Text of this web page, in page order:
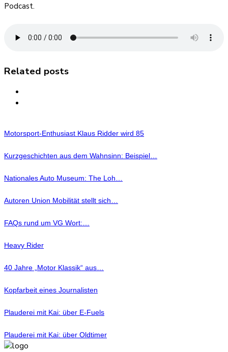
Podcast.
Related posts
Motorsport-Enthusiast Klaus Ridder wird 85
Kurzgeschichten aus dem Wahnsinn: Beispiel…
Nationales Auto Museum: The Loh…
Autoren Union Mobilität stellt sich…
FAQs rund um VG Wort:…
Heavy Rider
40 Jahre „Motor Klassik“ aus…
Kopfarbeit eines Journalisten
Plauderei mit Kai: über E-Fuels
Plauderei mit Kai: über Oldtimer